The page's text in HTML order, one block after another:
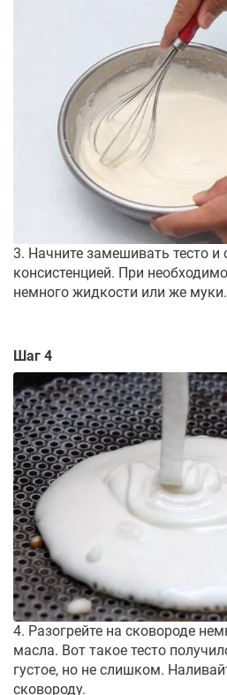
3. Начните замешивать тесто и
консистенцией. При
немного жидкости или же муки.
Шаг 4
4. Разогрейте на сковороде
масла. Вот такое тесто
густое, но не слишком.
сковороду.